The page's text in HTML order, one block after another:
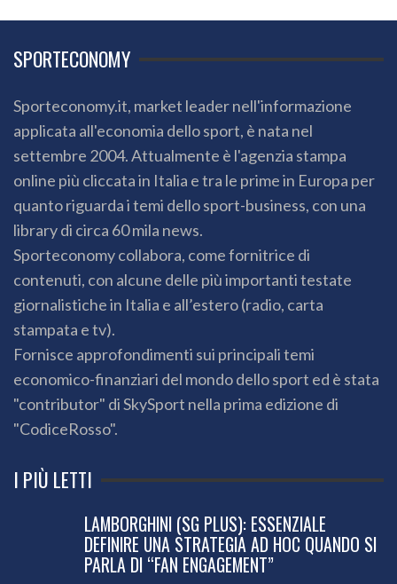
SPORTECONOMY
Sporteconomy.it, market leader nell'informazione
applicata all'economia dello sport, è nata nel
settembre 2004. Attualmente è l'agenzia stampa
online più cliccata in Italia e tra le prime in Europa per
quanto riguarda i temi dello sport-business, con una
library di circa 60 mila news.
Sporteconomy collabora, come fornitrice di
contenuti, con alcune delle più importanti testate
giornalistiche in Italia e all’estero (radio, carta
stampata e tv).
Fornisce approfondimenti sui principali temi
economico-finanziari del mondo dello sport ed è stata
"contributor" di SkySport nella prima edizione di
"CodiceRosso".
I PIÙ LETTI
LAMBORGHINI (SG PLUS): ESSENZIALE
DEFINIRE UNA STRATEGIA AD HOC QUANDO SI
PARLA DI “FAN ENGAGEMENT”